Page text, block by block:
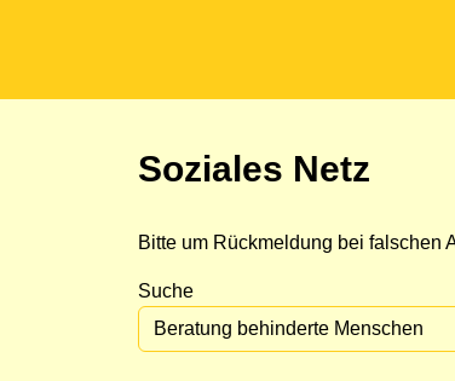
Soziales Netz
Bitte um Rückmeldung bei falschen
Suche